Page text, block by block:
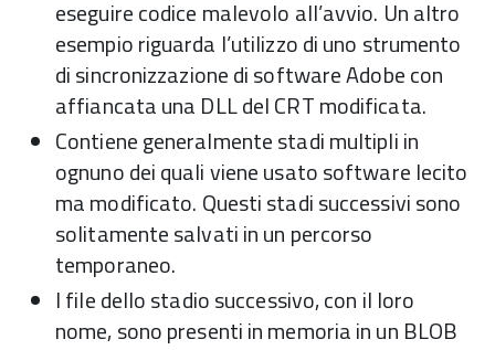
eseguire codice malevolo all’avvio. Un altro
esempio riguarda l’utilizzo di uno strumento
di sincronizzazione di software Adobe con
affiancata una DLL del CRT modificata.
Contiene generalmente stadi multipli in
ognuno dei quali viene usato software lecito
ma modificato. Questi stadi successivi sono
solitamente salvati in un percorso
temporaneo.
I file dello stadio successivo, con il loro
nome, sono presenti in memoria in un BLOB